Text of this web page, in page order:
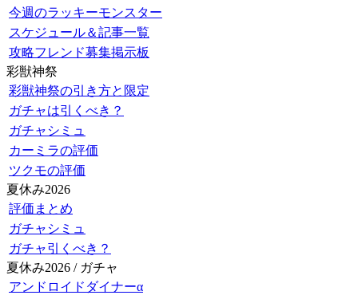
今週のラッキーモンスター
スケジュール＆記事一覧
攻略フレンド募集掲示板
彩獣神祭
彩獣神祭の引き方と限定
ガチャは引くべき？
ガチャシミュ
カーミラの評価
ツクモの評価
夏休み2026
評価まとめ
ガチャシミュ
ガチャ引くべき？
夏休み2026 / ガチャ
アンドロイドダイナーα